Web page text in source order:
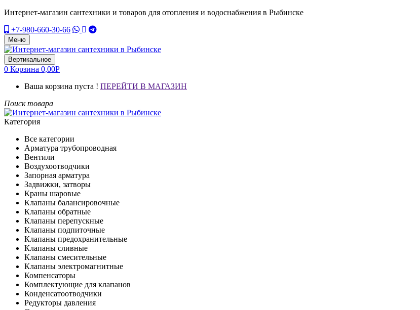
Интернет-магазин сантехники и товаров для отопления и водоснабжения в Рыбинске
+7-980-660-30-66
Меню
Вертикальное
0 Корзина 0,00Р
Ваша корзина пуста ! ПЕРЕЙТИ В МАГАЗИН
Поиск товара
Категория
Все категории
Арматура трубопроводная
Вентили
Воздухоотводчики
Запорная арматура
Задвижки, затворы
Краны шаровые
Клапаны балансировочные
Клапаны обратные
Клапаны перепускные
Клапаны подпиточные
Клапаны предохранительные
Клапаны сливные
Клапаны смесительные
Клапаны электромагнитные
Компенсаторы
Комплектующие для клапанов
Конденсатоотводчики
Редукторы давления